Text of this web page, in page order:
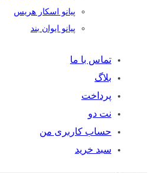
پیانو اسکار هریس
پیانو ایوان بند
تماس با ما
بلاگ
پرداخت
نت دو
حساب کاربری من
سبد خرید